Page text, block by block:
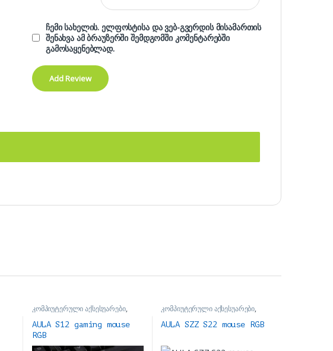
ჩემი სახელის. ელფოსტისა და ვებ-გვერდის მისამართის
შენახვა ამ ბრაუზერში შემდგომში კომენტარებში
გამოსაყენებლად.
კომპიუტერული აქსესუარები,
მაუსები
AULA S12 gaming mouse
RGB
კომპიუტერული აქსესუარები,
მაუსები
AULA SZZ S22 mouse RGB